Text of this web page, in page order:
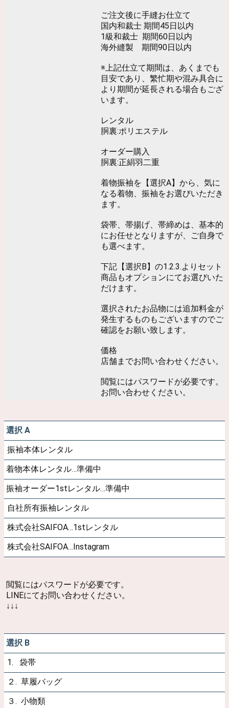
ご注文後に手縫お仕立て
国内和裁士 期間45日以内
1級和裁士 期間60日以内
海外縫製 期間90日以内
※上記仕立て期間は、あくまでも
目安であり、繁忙期や混み具合に
より期間が延長される場合もござ
います。
レンタル
胴裏:ポリエステル
オーダー購入
胴裏:正絹羽二重
着物振袖を【選択A】から、気に
なる着物、振袖をお選びいただき
ます。
袋帯、帯揚げ、帯締めは、基本的
にお任せとなりますが、ご自身で
も選べます。
下記【選択B】の1.2.3.よりセット
商品もオプションにてお選びいた
だけます。
選択されたお品物には追加料金が
発生するものもございますのでご
確認をお願い致します。
価格
店舗までお問い合わせください。
閲覧にはパスワードが必要です。
お問い合わせください。
選択 A
振袖本体レンタル
着物本体レンタル…準備中
振袖オーダー1stレンタル…準備中
自社所有振袖レンタル
株式会社SAIFOA…1stレンタル
株式会社SAIFOA…Instagram
閲覧にはパスワードが必要です。
LINEにてお問い合わせください。
↓↓↓
選択 B
1. 袋帯
２. 草履バッグ
３. 小物類